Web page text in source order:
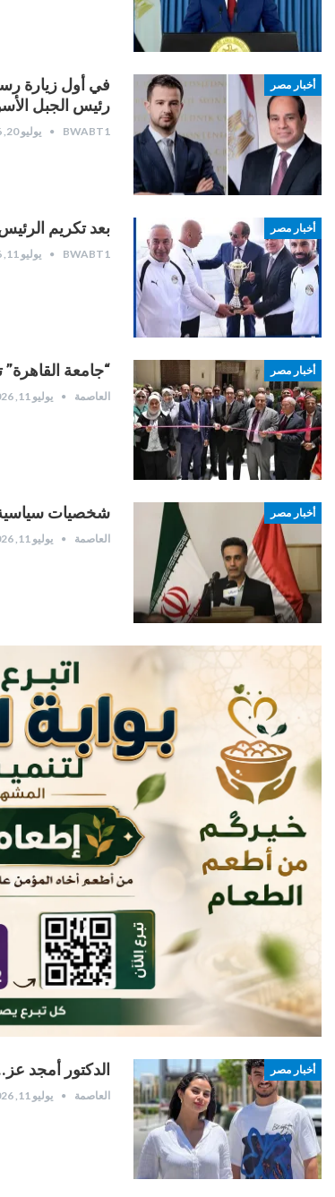
أخبار مصر
في أول زيارة
رئيس الجبل
BWABT1 يوليو 20, 2026
أخبار مصر بعد تكريم
BWABT1 يوليو 11, 2026
أخبار مصر “جامعة
العاصمة يوليو 11, 2026
أخبار مصر شخصيات سياسية
العاصمة يوليو 11, 2026
أخبار مصر الدكتور أمجد
العاصمة يوليو 11, 2026